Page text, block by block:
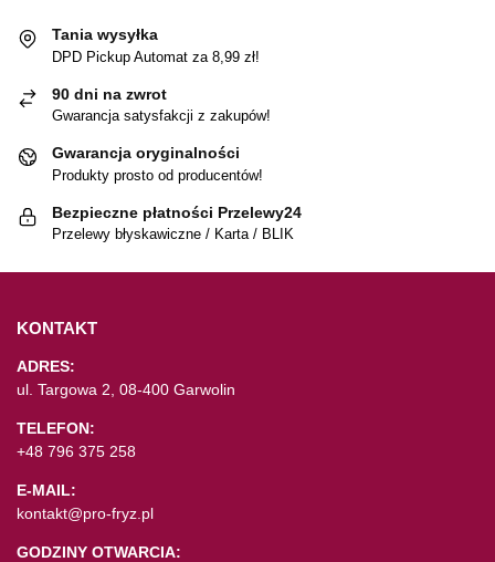
Tania wysyłka
DPD Pickup Automat za 8,99 zł!
90 dni na zwrot
Gwarancja satysfakcji z zakupów!
Gwarancja oryginalności
Produkty prosto od producentów!
Bezpieczne płatności Przelewy24
Przelewy błyskawiczne / Karta / BLIK
KONTAKT
ADRES:
ul. Targowa 2, 08-400 Garwolin
TELEFON:
+48 796 375 258
E-MAIL:
kontakt@pro-fryz.pl
GODZINY OTWARCIA: